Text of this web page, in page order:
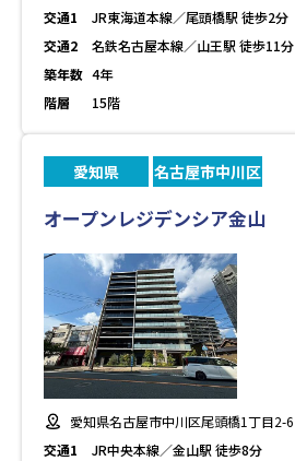
交通1
JR東海道本線／尾頭橋駅 徒歩2分
交通2
名鉄名古屋本線／山王駅 徒歩11分
築年数 4年
階層
15階
愛知県 名古屋市中川区
オープンレジデンシア金山
愛知県名古屋市中川区尾頭橋1丁目2-6
交通1
JR中央本線／金山駅 徒歩8分